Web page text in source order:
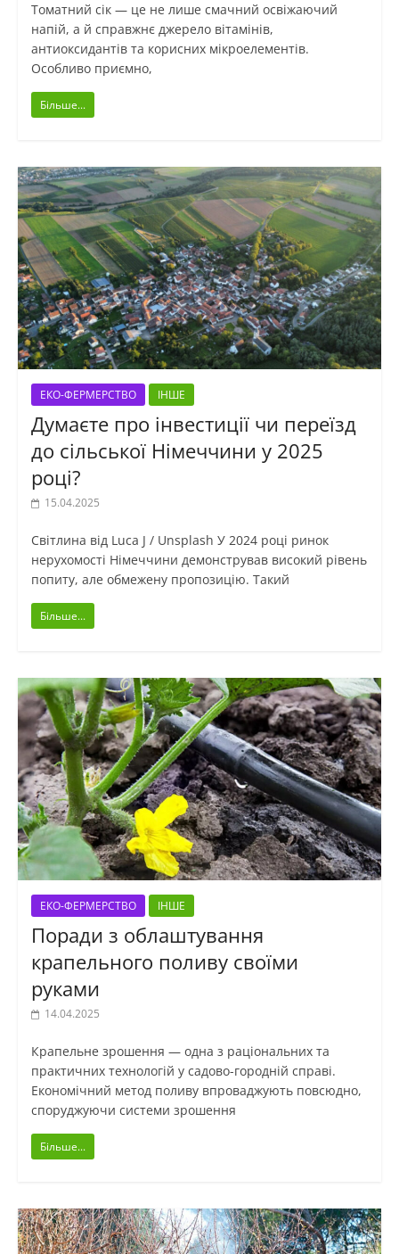
Томатний сік — це не лише смачний освіжаючий
напій, а й справжнє джерело вітамінів,
антиоксидантів та корисних мікроелементів.
Особливо приємно,
Більше...
ЕКО-ФЕРМЕРСТВО ІНШЕ
Думаєте про інвестиції чи переїзд
до сільської Німеччини у 2025
році?
15.04.2025
Світлина від Luca J / Unsplash У 2024 році ринок
нерухомості Німеччини демонстрував високий рівень
попиту, але обмежену пропозицію. Такий
Більше...
ЕКО-ФЕРМЕРСТВО ІНШЕ
Поради з облаштування
крапельного поливу своїми
руками
14.04.2025
Крапельне зрошення — одна з раціональних та
практичних технологій у садово-городній справі.
Економічний метод поливу впроваджують повсюдно,
споруджуючи системи зрошення
Більше...